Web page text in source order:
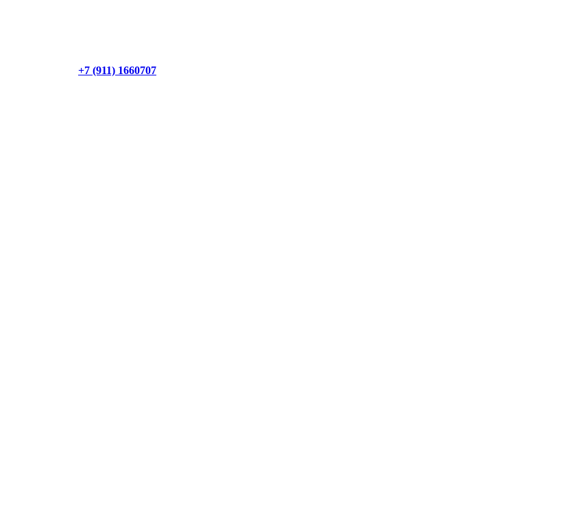
+7 (911) 1660707